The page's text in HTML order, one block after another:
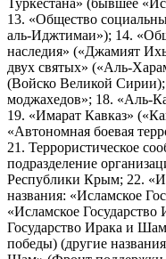
Туркестана» (бывшее
13. «Общество
аль-Иджтимаи»); 14.
наследия» («Джамият
двух святых» («Аль-
(Войско Великой
моджахедов»; 18. «Аль-
19. «Имарат Кавказ»
«Автономная боевая
21. Террористическое
подразделение
Республики Крым; 22.
названия: «Исламское
«Исламское
Государство Ирака и
победы) (другие